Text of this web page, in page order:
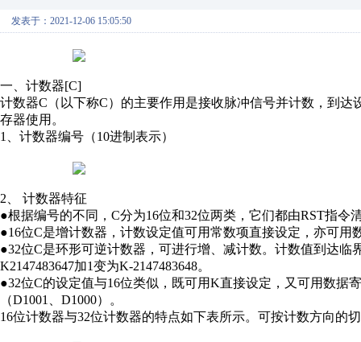
发表于：2021-12-06 15:05:50
一、计数器[C]
计数器C（以下称C）的主要作用是接收脉冲信号并计数，到
存器使用。
1、计数器编号（10进制表示）
2、 计数器特征
●根据编号的不同，C分为16位和32位两类，它们都由RST指令
●16位C是增计数器，计数设定值可用常数项直接设定，亦可用
●32位C是环形可逆计数器，可进行增、减计数。计数值到达临
K2147483647加1变为K-2147483648。
●32位C的设定值与16位类似，既可用K直接设定，又可用数据
（D1001、D1000）。
16位计数器与32位计数器的特点如下表所示。可按计数方向的